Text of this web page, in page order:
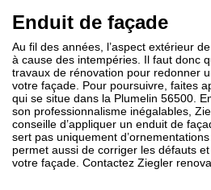
Enduit de façade
Au fil des années, l’aspect extérieur
à cause des intempéries. Il faut donc
travaux de rénovation pour redonner
votre façade. Pour poursuivre, faites
qui se situe dans la Plumelin 56500.
son professionnalisme inégalables,
conseille d’appliquer un enduit de
sert pas uniquement
permet aussi de corriger les défauts
votre façade. Contactez Ziegler